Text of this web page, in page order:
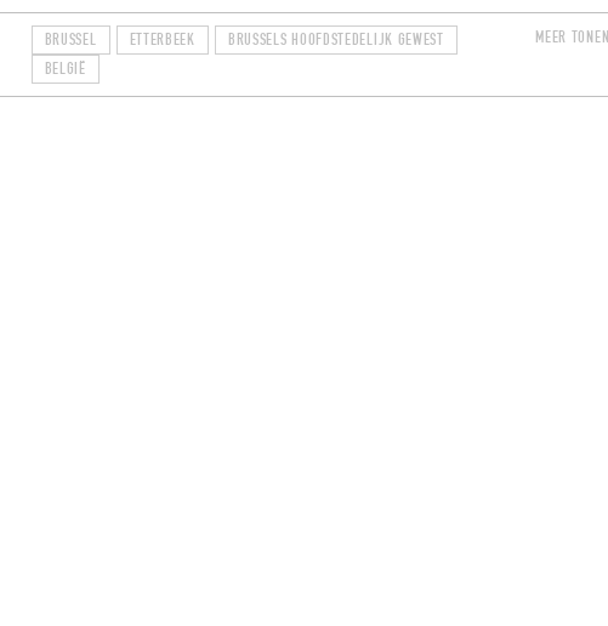
BRUSSEL ETTERBEEK
BRUSSELS HOOFDSTEDELIJK GEWEST
BELGIË
MEER TONEN